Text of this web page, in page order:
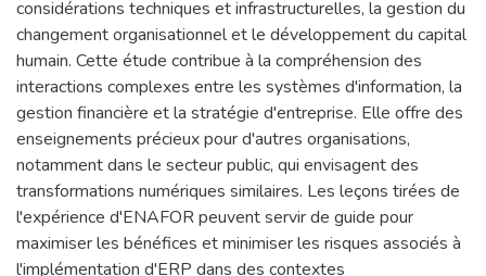
considérations techniques et infrastructurelles, la gestion du
changement organisationnel et le développement du capital
humain. Cette étude contribue à la compréhension des
interactions complexes entre les systèmes d'information, la
gestion financière et la stratégie d'entreprise. Elle offre des
enseignements précieux pour d'autres organisations,
notamment dans le secteur public, qui envisagent des
transformations numériques similaires. Les leçons tirées de
l'expérience d'ENAFOR peuvent servir de guide pour
maximiser les bénéfices et minimiser les risques associés à
l'implémentation d'ERP dans des contextes